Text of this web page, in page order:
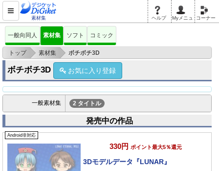
素材集 ヘルプ Myメニュ コーナー
一般向同人 素材集 ソフト コミック
トップ > 素材集 > ボチボチ3D
ボチボチ3D お気に入り登録
一般素材集 2 タイトル
発売中の作品
Android非対応
330円 ポイント最大5％還元
3Dモデルデータ『LUNAR』